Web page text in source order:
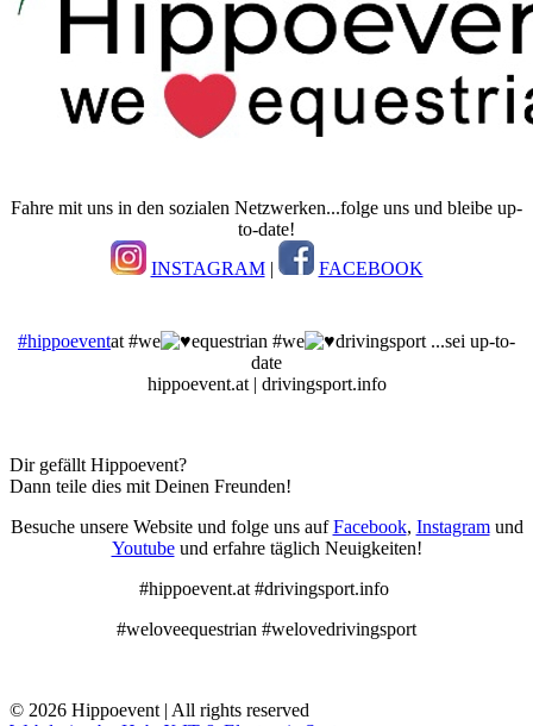
Fahre mit uns in den sozialen Netzwerken...folge uns und bleibe up-
to-date!
INSTAGRAM| FACEBOOK
#hippoeventat #we equestrian #we
drivingsport ...sei up-to-
date
hippoevent.at | drivingsport.info
Dir gefällt Hippoevent?
Dann teile dies mit Deinen Freunden!
Besuche unsere Website und folge uns aufFacebook, Instagramund
Youtubeund erfahre täglich Neuigkeiten!
#hippoevent.at #drivingsport.info
#weloveequestrian #welovedrivingsport
© 2026 Hippoevent | All rights reserved